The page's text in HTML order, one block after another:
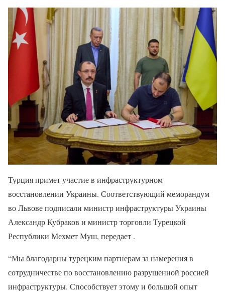
Турция примет участие в инфраструктурном
восстановлении Украины. Соответствующий меморандум
во Львове подписали министр инфраструктуры Украины
Александр Кубраков и министр торговли Турецкой
Республики Мехмет Муш, передает .
“Мы благодарны турецким партнерам за намерения в
сотрудничестве по восстановлению разрушенной россией
инфраструктуры. Способствует этому и большой опыт